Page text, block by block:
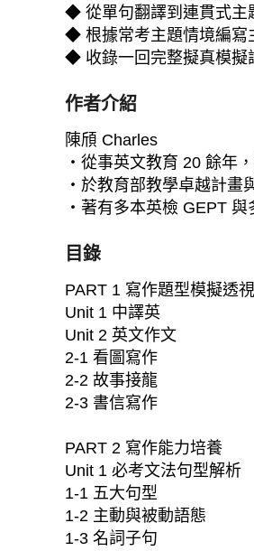
◆ 從單句翻譯到連貫式主
◆ 根據常考主題情境編寫
◆ 收錄一回完整擬真模擬
作者介紹
陳頎 Charles
‧從事英文教育 20 餘年
‧於教育部教學卓越計畫
‧著有多本英檢 GEPT 與
目錄
PART 1 寫作題型模擬透視
Unit 1 中譯英
Unit 2 英文作文
2-1 看圖寫作
2-2 故事接龍
2-3 書信寫作
PART 2 寫作能力培養
Unit 1 必考文法句型解析
1-1 五大句型
1-2 主動與被動語態
1-3 名詞子句